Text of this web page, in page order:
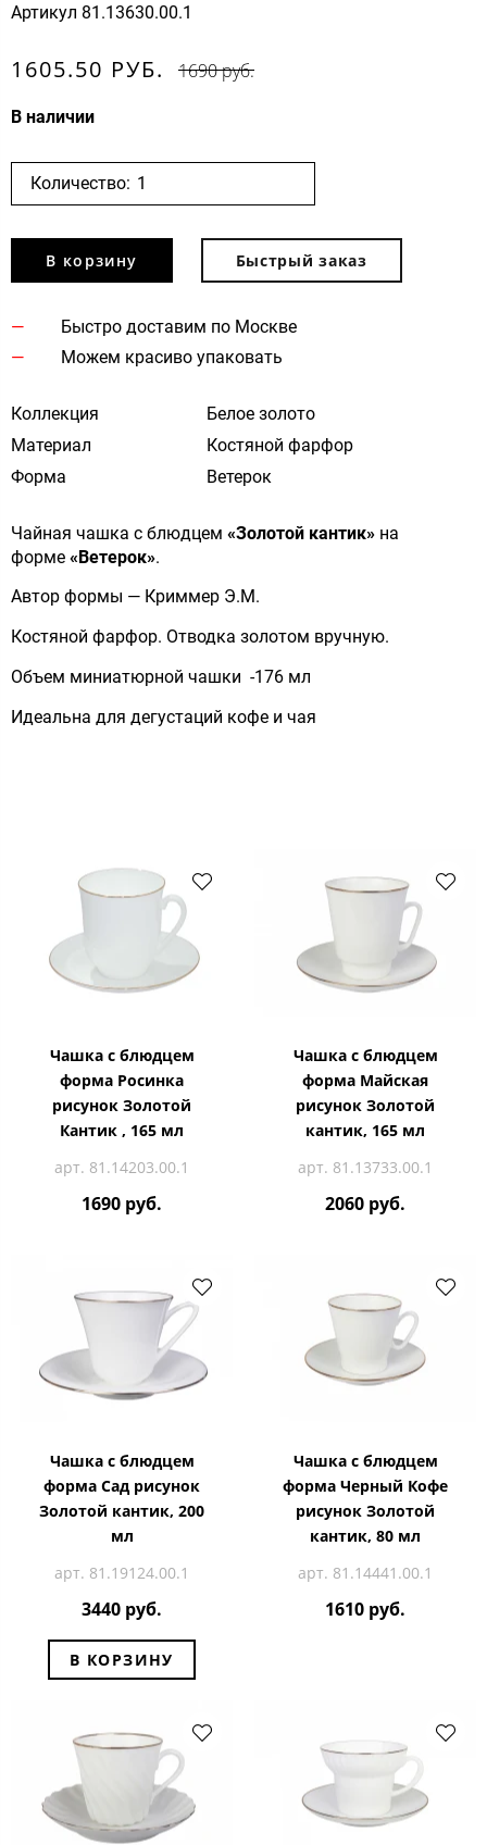
Артикул 81.13630.00.1
1605.50 РУБ. 1690 руб.
В наличии
Количество:
В корзину Быстрый заказ
Быстро доставим по Москве
Можем красиво упаковать
Коллекция
Белое золото
Материал
Костяной фарфор
Форма
Ветерок
Чайная чашка с блюдцем «Золотой кантик» на
форме «Ветерок».
Автор формы — Криммер Э.М.
Костяной фарфор. Отводка золотом вручную.
Объем миниатюрной чашки -176 мл
Идеальна для дегустаций кофе и чая
Чашка с блюдцем
форма Росинка
рисунок Золотой
Кантик , 165 мл
арт. 81.14203.00.1
1690 руб.
Чашка с блюдцем
форма Майская
рисунок Золотой
кантик, 165 мл
арт. 81.13733.00.1
2060 руб.
Чашка с блюдцем
форма Сад рисунок
Золотой кантик, 200
мл
арт. 81.19124.00.1
3440 руб.
В КОРЗИНУ
Чашка с блюдцем
форма Черный Кофе
рисунок Золотой
кантик, 80 мл
арт. 81.14441.00.1
1610 руб.